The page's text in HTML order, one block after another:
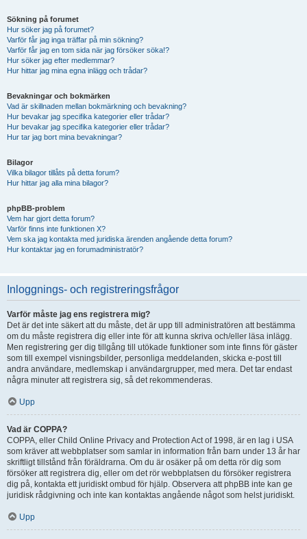
Sökning på forumet
Hur söker jag på forumet?
Varför får jag inga träffar på min sökning?
Varför får jag en tom sida när jag försöker söka!?
Hur söker jag efter medlemmar?
Hur hittar jag mina egna inlägg och trådar?
Bevakningar och bokmärken
Vad är skillnaden mellan bokmärkning och bevakning?
Hur bevakar jag specifika kategorier eller trådar?
Hur bevakar jag specifika kategorier eller trådar?
Hur tar jag bort mina bevakningar?
Bilagor
Vilka bilagor tillåts på detta forum?
Hur hittar jag alla mina bilagor?
phpBB-problem
Vem har gjort detta forum?
Varför finns inte funktionen X?
Vem ska jag kontakta med juridiska ärenden angående detta forum?
Hur kontaktar jag en forumadministratör?
Inloggnings- och registreringsfrågor
Varför måste jag ens registrera mig?
Det är det inte säkert att du måste, det är upp till administratören att bestämma
om du måste registrera dig eller inte för att kunna skriva och/eller läsa inlägg.
Men registrering ger dig tillgång till utökade funktioner som inte finns för gäster
som till exempel visningsbilder, personliga meddelanden, skicka e-post till
andra användare, medlemskap i användargrupper, med mera. Det tar endast
några minuter att registrera sig, så det rekommenderas.
Upp
Vad är COPPA?
COPPA, eller Child Online Privacy and Protection Act of 1998, är en lag i USA
som kräver att webbplatser som samlar in information från barn under 13 år har
skriftligt tillstånd från föräldrarna. Om du är osäker på om detta rör dig som
försöker att registrera dig, eller om det rör webbplatsen du försöker registrera
dig på, kontakta ett juridiskt ombud för hjälp. Observera att phpBB inte kan ge
juridisk rådgivning och inte kan kontaktas angående något som helst juridiskt.
Upp